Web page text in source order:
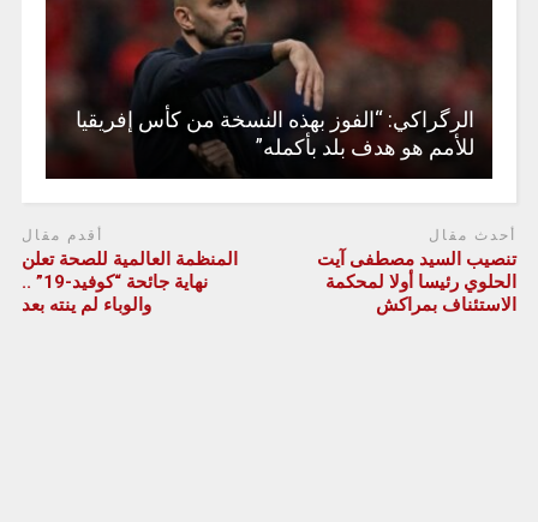
الرگراكي: “الفوز بهذه النسخة من كأس إفريقيا
للأمم هو هدف بلد بأكمله”
أحدث مقال
تنصيب السيد مصطفى آيت
الحلوي رئيسا أولا لمحكمة
الاستئناف بمراكش
أقدم مقال
المنظمة العالمية للصحة تعلن
نهاية جائحة “كوفيد-19” ..
والوباء لم ينته بعد